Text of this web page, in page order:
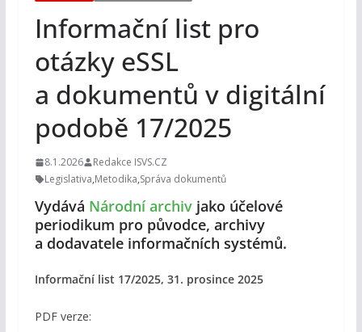
Informační list pro
otázky eSSL
a dokumentů v digitální
podobě 17/2025
8.1.2026
Redakce ISVS.CZ
Legislativa,Metodika,Správa dokumentů
Vydává Národní archivjako účelové
periodikum pro původce, archivy
a dodavatele informačních systémů.
Informační list 17/2025, 31. prosince 2025
PDF verze: